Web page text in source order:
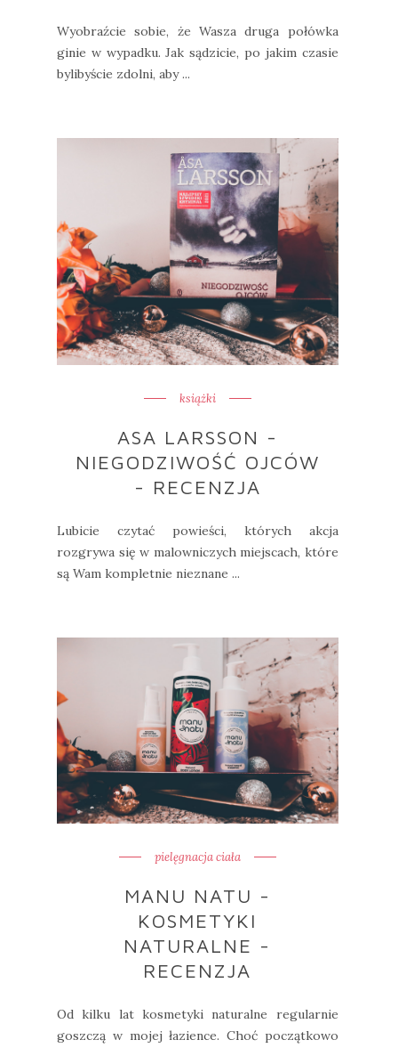
Wyobraźcie sobie, że Wasza druga połówka
ginie w wypadku. Jak sądzicie, po jakim czasie
bylibyście zdolni, aby ...
książki
ASA LARSSON -
NIEGODZIWOŚĆ OJCÓW
- RECENZJA
Lubicie czytać powieści, których akcja
rozgrywa się w malowniczych miejscach, które
są Wam kompletnie nieznane ...
pielęgnacja ciała
MANU NATU -
KOSMETYKI
NATURALNE -
RECENZJA
Od kilku lat kosmetyki naturalne regularnie
goszczą w mojej łazience. Choć początkowo